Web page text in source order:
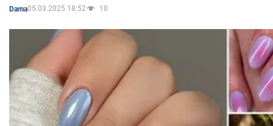
Dama05.03.2025 18:52 10